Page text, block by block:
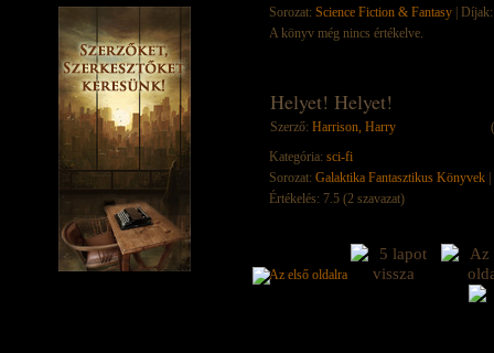
Sorozat: Science Fiction & Fantasy | Díjak:
A könyv még nincs értékelve.
Helyet! Helyet!
Szerző: Harrison, Harry
Kategória: sci-fi
Sorozat: Galaktika Fantasztikus Könyvek
Értékelés: 7.5 (2 szavazat)